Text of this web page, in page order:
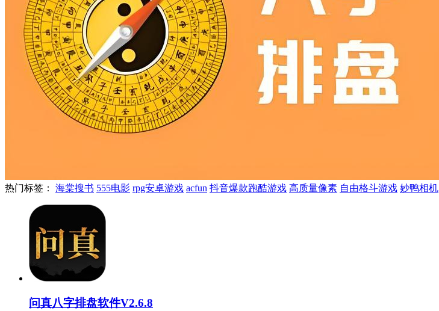
热门标签： 海棠搜书 555电影 rpg安卓游戏 acfun 抖音爆款跑酷游戏 高质量像素 自由格斗游戏 妙鸭相机
问真八字排盘软件V2.6.8